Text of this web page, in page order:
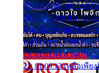
00:30:54 ขบวนการเปา
00:37:20 ปาหนัน 13.
ฉันแล้วจงตายเสีย 15.
คนใจมาร 17.
19. 01:01:44 ส่วนเกิน
21. 01:09:13 เหลือเพีย